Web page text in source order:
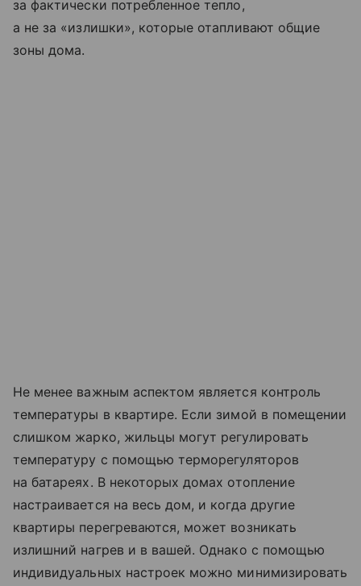
за фактически потребленное тепло,
а не за «излишки», которые отапливают общие
зоны дома.
Не менее важным аспектом является контроль
температуры в квартире. Если зимой в помещении
слишком жарко, жильцы могут регулировать
температуру с помощью терморегуляторов
на батареях. В некоторых домах отопление
настраивается на весь дом, и когда другие
квартиры перегреваются, может возникать
излишний нагрев и в вашей. Однако с помощью
индивидуальных настроек можно минимизировать